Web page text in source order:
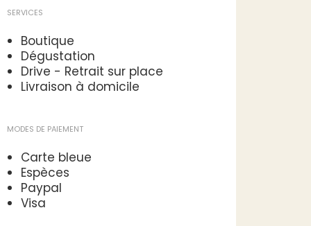
SERVICES
Boutique
Dégustation
Drive - Retrait sur place
Livraison à domicile
MODES DE PAIEMENT
Carte bleue
Espèces
Paypal
Visa